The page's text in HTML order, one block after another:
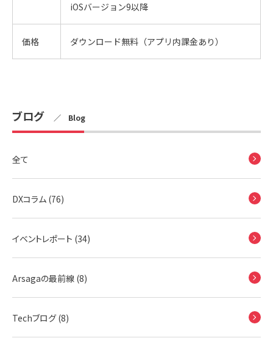
iOSバージョン9以降
価格 ダウンロード無料（アプリ内課金あり）
ブログ ／ Blog
全て
DXコラム (76)
イベントレポート (34)
Arsagaの最前線 (8)
Techブログ (8)